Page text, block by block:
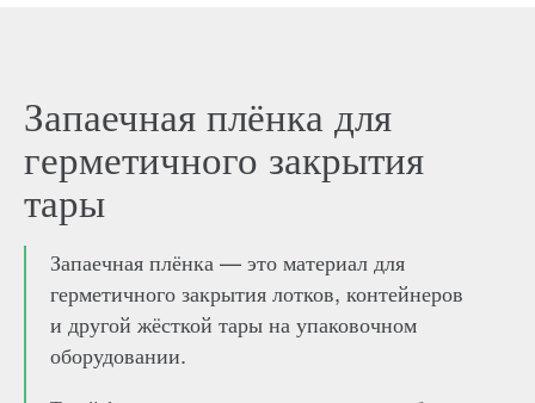
Запаечная плёнка для
герметичного закрытия
тары
Запаечная плёнка — это материал для
герметичного закрытия лотков, контейнеров
и другой жёсткой тары на упаковочном
оборудовании.